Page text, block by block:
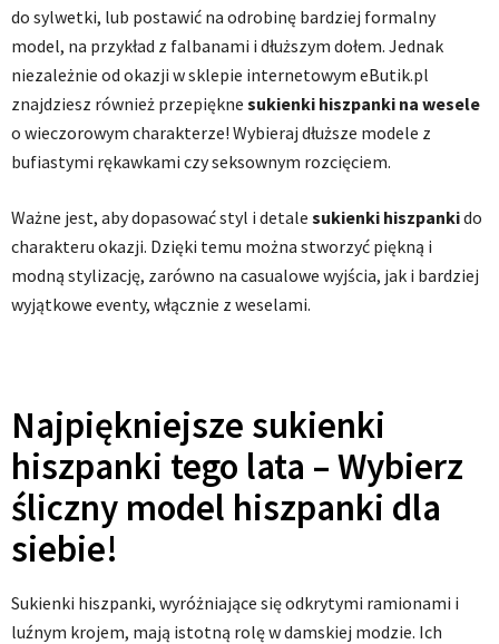
do sylwetki, lub postawić na odrobinę bardziej formalny
model, na przykład z falbanami i dłuższym dołem. Jednak
niezależnie od okazji w sklepie internetowym eButik.pl
znajdziesz również przepiękne sukienki hiszpanki na wesele
o wieczorowym charakterze! Wybieraj dłuższe modele z
bufiastymi rękawkami czy seksownym rozcięciem.
Ważne jest, aby dopasować styl i detale sukienki hiszpankido
charakteru okazji. Dzięki temu można stworzyć piękną i
modną stylizację, zarówno na casualowe wyjścia, jak i bardziej
wyjątkowe eventy, włącznie z weselami.
Najpiękniejsze sukienki
hiszpanki tego lata – Wybierz
śliczny model hiszpanki dla
siebie!
Sukienki hiszpanki, wyróżniające się odkrytymi ramionami i
luźnym krojem, mają istotną rolę w damskiej modzie. Ich